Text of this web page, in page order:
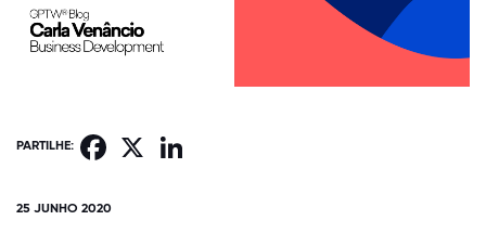
PARTILHE: Facebook
25 JUNHO 2020